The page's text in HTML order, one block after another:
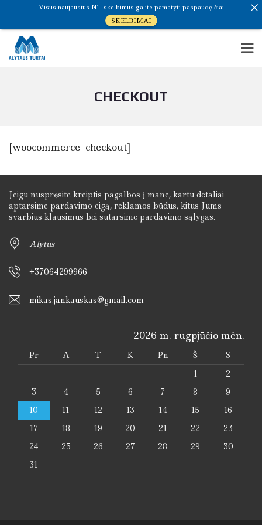
CHECKOUT
[woocommerce_checkout]
Jeigu nuspręsite kreiptis pagalbos į mane, kartu detaliai
aptarsime pardavimo eigą, reklamos būdus, kitus Jums
svarbius klausimus bei sutarsime pardavimo sąlygas.
Alytus
+37064299966
mikas.jankauskas@gmail.com
2026 m. rugpjūčio mėn.
Pr A T K Pn Š
S
1
2
3
4 5 6 7 8
9
10
11 12 13 14 15
16
17
18 19 20 21 22
23
24
25 26 27 28 29
30
31
Visus naujausius NT skelbimus galite pamatyti paspaudę čia:
SKELBIMAI